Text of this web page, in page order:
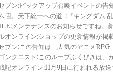
ブン:ピックアップ召喚イベントの
ム 乱 -天下統一への道-:『キングダ
メンテナンスのお知らせですね
オンライン:ショップの更新情報が
ブン:この告知は、人気のアニメ
ンクエスト:このループふくびきは
記オンライン:11月9日に行われる